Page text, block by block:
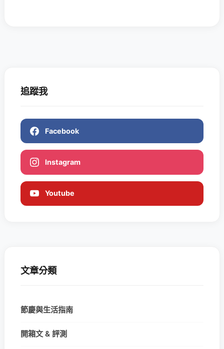
追蹤我
Facebook
Instagram
Youtube
文章分類
節慶與生活指南
開箱文 & 評測